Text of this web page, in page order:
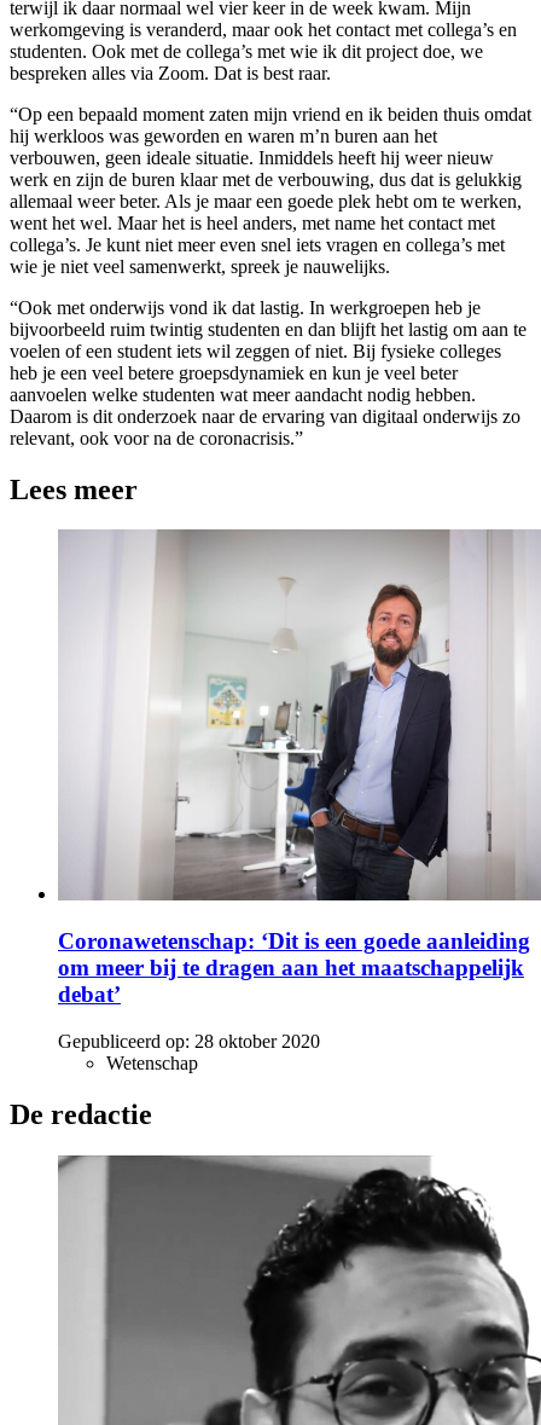
terwijl ik daar normaal wel vier keer in de week kwam. Mijn
werkomgeving is veranderd, maar ook het contact met collega’s en
studenten. Ook met de collega’s met wie ik dit project doe, we
bespreken alles via Zoom. Dat is best raar.
“Op een bepaald moment zaten mijn vriend en ik beiden thuis omdat
hij werkloos was geworden en waren m’n buren aan het
verbouwen, geen ideale situatie. Inmiddels heeft hij weer nieuw
werk en zijn de buren klaar met de verbouwing, dus dat is gelukkig
allemaal weer beter. Als je maar een goede plek hebt om te werken,
went het wel. Maar het is heel anders, met name het contact met
collega’s. Je kunt niet meer even snel iets vragen en collega’s met
wie je niet veel samenwerkt, spreek je nauwelijks.
“Ook met onderwijs vond ik dat lastig. In werkgroepen heb je
bijvoorbeeld ruim twintig studenten en dan blijft het lastig om aan te
voelen of een student iets wil zeggen of niet. Bij fysieke colleges
heb je een veel betere groepsdynamiek en kun je veel beter
aanvoelen welke studenten wat meer aandacht nodig hebben.
Daarom is dit onderzoek naar de ervaring van digitaal onderwijs zo
relevant, ook voor na de coronacrisis.”
Lees meer
Coronawetenschap: ‘Dit is een goede aanleiding
om meer bij te dragen aan het maatschappelijk
debat’
Gepubliceerd op: 28 oktober 2020
Wetenschap
De redactie